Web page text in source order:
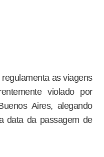
as viagens
violado por
Aires, alegando
data da passagem de